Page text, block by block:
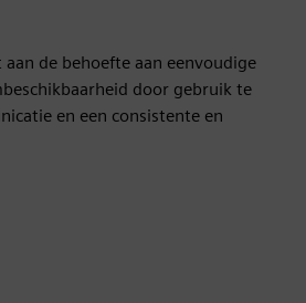
de behoefte aan eenvoudige
door gebruik te
en een consistente en